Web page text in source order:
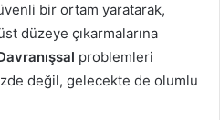
bir ortam yaratarak,
düzeye çıkarmalarına
problemleri
değil, gelecekte de olumlu